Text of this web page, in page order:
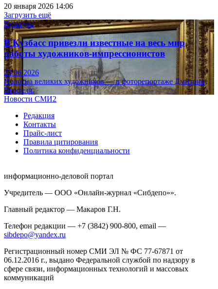
20 января 2026 14:06
Загрузить ещё
Культура
В Кузбасс привезли известные на весь мир
работы художников-импрессионистов
23.06.2026
Полотна великих художников — в фоторепортаже Дмитрия
Верфеля.
Новости СМИ2
Редакция
Контакты
Прайс-лист
Правила цитирования
Политика конфиденциальности
информационно-деловой портал
Учредитель — ООО «Онлайн-журнал «Сибдепо»».
Главный редактор — Макаров Г.Н.
Телефон редакции — +7 (3842) 900-800, email —
sibdepo@yandex.ru
Регистрационный номер СМИ ЭЛ № ФС 77-67871 от
06.12.2016 г., выдано Федеральной службой по надзору в
сфере связи, информационных технологий и массовых
коммуникаций